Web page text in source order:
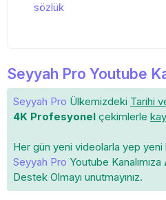
sözlük
Seyyah Pro Youtube
Seyyah Pro Ülkemizdeki Tarihi
4K Profesyonel çekimlerle
Her gün yeni videolarla yep yeni
Seyyah Pro Youtube Kanalımıza
Destek Olmayı unutmayınız.